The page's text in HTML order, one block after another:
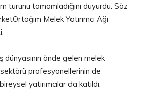
turunu tamamladığını duyurdu. Söz
Melek Yatırımcı Ağı
dünyasının önde gelen melek
sektörü profesyonellerinin de
yatırımcılar da katıldı.